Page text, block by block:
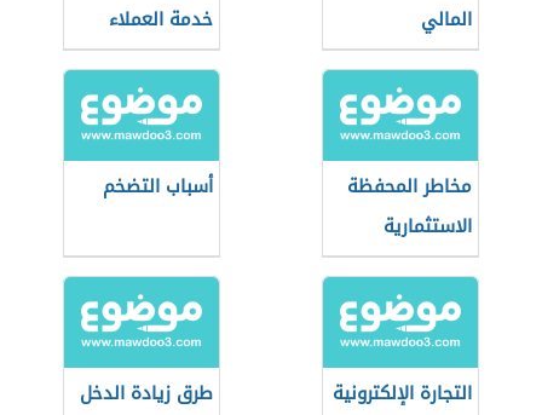
المالي
خدمة العملاء
مخاطر المحفظة
الاستثمارية
أسباب التضخم
التجارة الإلكترونية
طرق زيادة الدخل